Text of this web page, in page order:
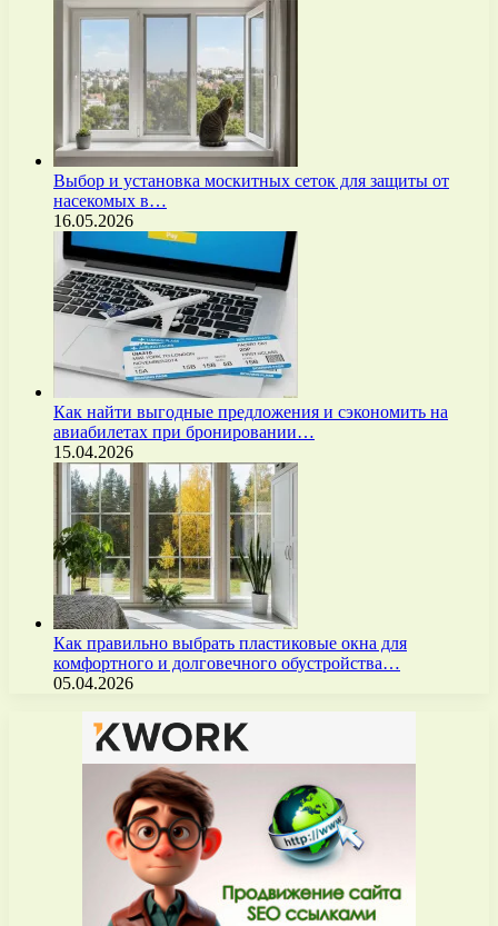
Выбор и установка москитных сеток для защиты от
насекомых в…
16.05.2026
Как найти выгодные предложения и сэкономить на
авиабилетах при бронировании…
15.04.2026
Как правильно выбрать пластиковые окна для
комфортного и долговечного обустройства…
05.04.2026